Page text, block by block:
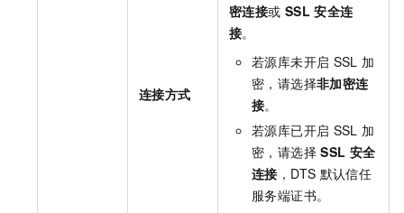
连接方式
密连接或 SSL 安全连
接。
若源库未开启 SSL 加
密，请选择非加密连
接。
若源库已开启 SSL 加
密，请选择 SSL 安全
连接 ，DTS 默认信任
服务端证书。